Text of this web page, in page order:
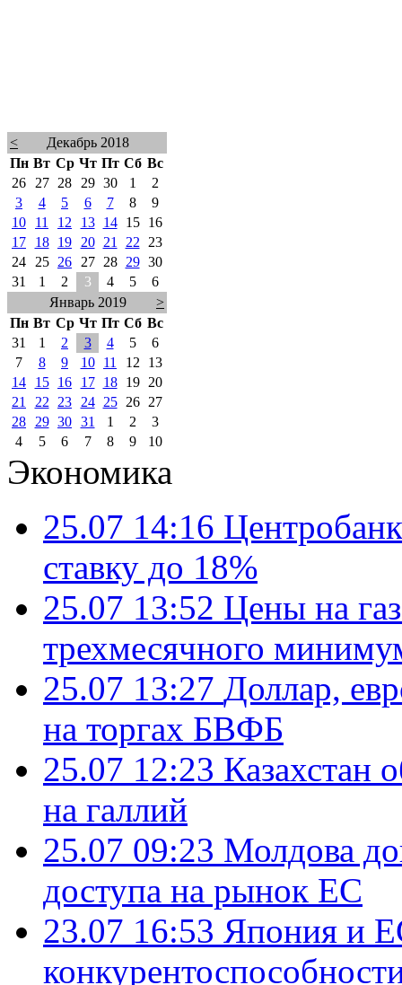
<
Декабрь 2018
Пн Вт Ср Чт Пт Сб Вс
26
27 28 29 30 1
2
3
4 5 6 7 8
9
10
11 12 13 14 15
16
17
18 19 20 21 22
23
24
25 26 27 28 29 30
31
1 2 3 4 5
6
Январь 2019
>
Пн Вт Ср Чт Пт Сб Вс
31
1 2 3 4 5
6
7
8 9 10 11 12
13
14
15 16 17 18 19
20
21
22 23 24 25 26
27
28
29 30 31 1 2
3
4
5 6 7 8 9 10
Экономика
25.07 14:16
ставку до 18%
25.07 13:52 Цены на
трехмесячного
25.07 13:27 Доллар,
на торгах БВФБ
25.07 12:23 Казахстан
на галлий
25.07 09:23 Молдова
доступа на рынок ЕС
23.07 16:53 Япония и